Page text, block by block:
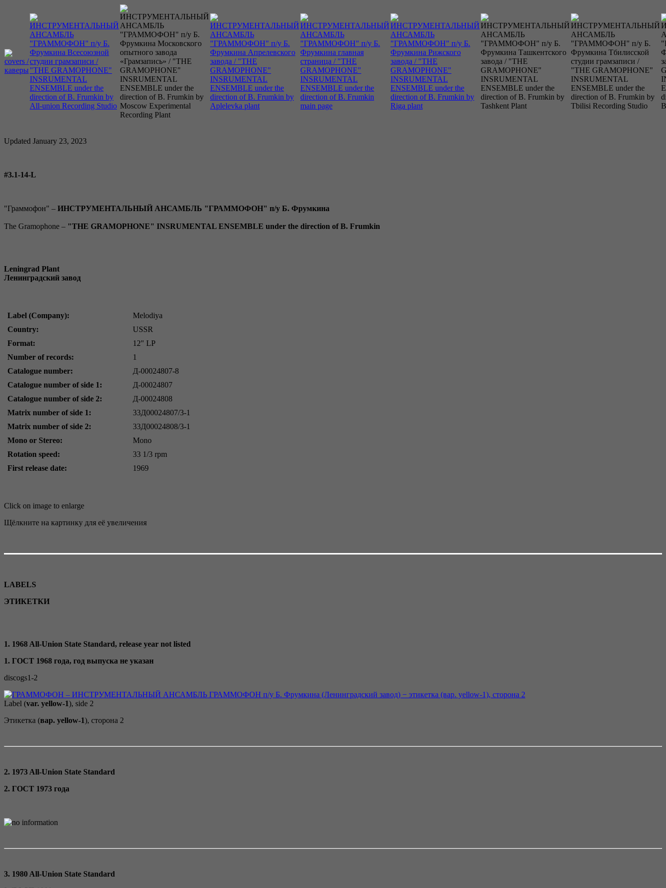
Updated January 23, 2023
#3.1-14-L
"Граммофон" – ИНСТРУМЕНТАЛЬНЫЙ АНСАМБЛЬ "ГРАММОФОН" п/у Б. Фрумкина
The Gramophone – "THE GRAMOPHONE" INSRUMENTAL ENSEMBLE under the direction of B. Frumkin
Leningrad Plant
Ленинградский завод
Label (Company):
Melodiya
Country:
USSR
Format:
12" LP
Number of records:
1
Catalogue number:
Д-00024807-8
Catalogue number of side 1:
Д-00024807
Catalogue number of side 2:
Д-00024808
Matrix number of side 1:
33Д00024807/3-1
Matrix number of side 2:
33Д00024808/3-1
Mono or Stereo:
Mono
Rotation speed:
33 1/3 rpm
First release date:
1969
Click on image to enlarge
Щёлкните на картинку для её увеличения
LABELS
ЭТИКЕТКИ
1. 1968 All-Union State Standard, release year not listed
1. ГОСТ 1968 года, год выпуска не указан
discogs1-2
Label (var. yellow-1), side 2
Этикетка (вар. yellow-1), сторона 2
2. 1973 All-Union State Standard
2. ГОСТ 1973 года
3. 1980 All-Union State Standard